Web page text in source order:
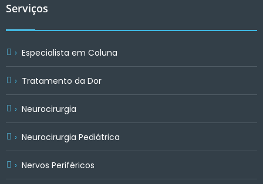
Serviços
Especialista em Coluna
Tratamento da Dor
Neurocirurgia
Neurocirurgia Pediátrica
Nervos Periféricos